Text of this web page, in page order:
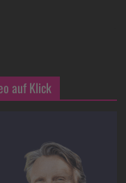
auf Klick